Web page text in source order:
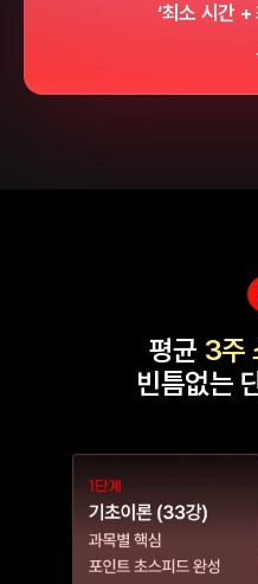
‘최소 시간 +
평균 3주
빈틈없는